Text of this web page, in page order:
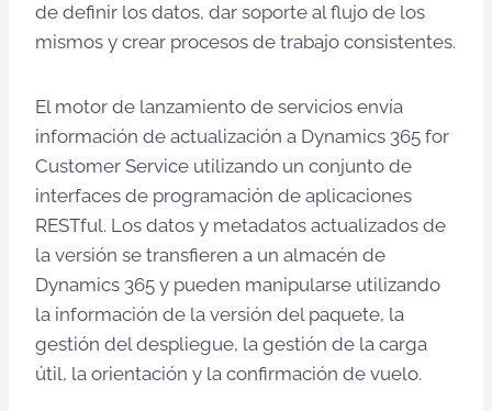
de definir los datos, dar soporte al flujo de los
mismos y crear procesos de trabajo consistentes.
El motor de lanzamiento de servicios envía
información de actualización a Dynamics 365 for
Customer Service utilizando un conjunto de
interfaces de programación de aplicaciones
RESTful. Los datos y metadatos actualizados de
la versión se transfieren a un almacén de
Dynamics 365 y pueden manipularse utilizando
la información de la versión del paquete, la
gestión del despliegue, la gestión de la carga
útil, la orientación y la confirmación de vuelo.